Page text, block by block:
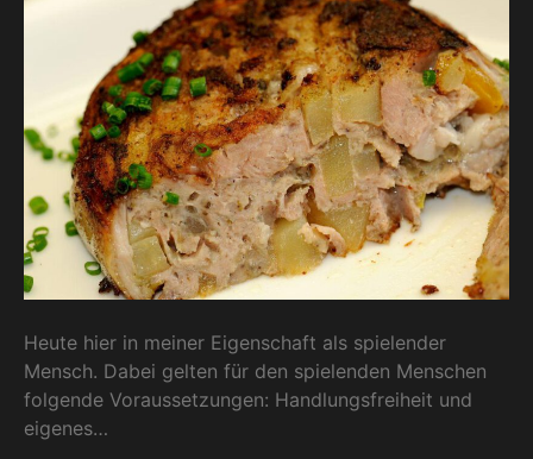
Heute hier in meiner Eigenschaft als spielender
Mensch. Dabei gelten für den spielenden Menschen
folgende Voraussetzungen: Handlungsfreiheit und
eigenes…